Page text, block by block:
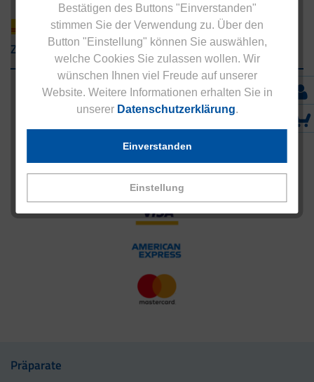
Bestätigen des Buttons "Einverstanden"
stimmen Sie der Verwendung zu. Über den
Button "Einstellung" können Sie auswählen,
welche Cookies Sie zulassen wollen. Wir
wünschen Ihnen viel Freude auf unserer
Website. Weitere Informationen erhalten Sie in
unserer Datenschutzerklärung.
Einstellung
Einverstanden
Zahlungsarten
Präparate